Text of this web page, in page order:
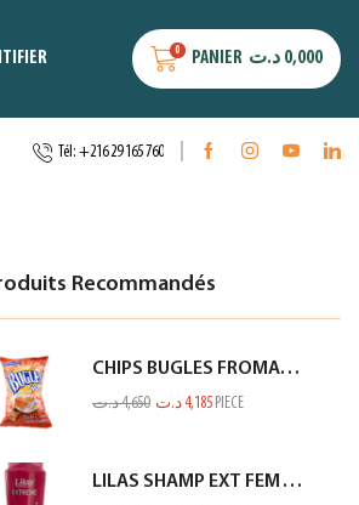
0 PANIER 0,000 د.ت
Tél: +216 29 165 760
Recommandés
CHIPS BUGLES FROMAGE 75GR
4,650د.ت 4,185 د.ت PIECE
LILAS SHAMP EXT FEM TOUS TYPES CHEV ROSE 350ML